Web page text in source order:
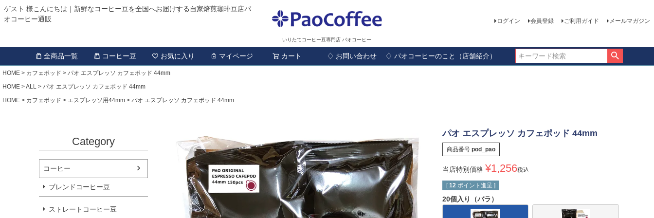
ゲスト 様こんにちは｜新鮮なコーヒー豆を全国へお届けする自家焙煎珈琲豆店パ
オコーヒー通販
いりたてコーヒー豆専門店 パオコーヒー
ログイン 会員登録 ご利用ガイド メールマガジン
全商品一覧 コーヒー豆 お気に入り マイページ カート ♢ お問い合わせ ♢ パオコーヒーのこと（店舗紹介）
検索
HOME カフェポッド
パオ エスプレッソ カフェポッド 44mm
HOME
ALL
パオ エスプレッソ カフェポッド 44mm
HOME
カフェポッド エスプレッソ用44mm パオ エスプレッソ カフェポッド 44mm
Category
コーヒー
ブレンドコーヒー豆
ストレートコーヒー豆
パオ エスプレッソ カフェポッド 44mm
商品番号 pod_pao
当店特別価格 ¥1,256税込
[ 12 ポイント進呈 ]
20個入り（バラ）